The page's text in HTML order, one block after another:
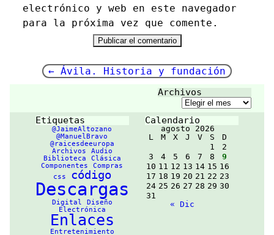
electrónico y web en este navegador
para la próxima vez que comente.
Navegación
← Ávila. Historia y fundación
Archivos
Archivos
Etiquetas
@JaimeAltozano
@ManuelBravo
@raicesdeeuropa
Archivos
Audio
Biblioteca
Clásica
Componentes
Compras
css
código
Descargas
Digital
Diseño
Electrónica
Enlaces
Entretenimiento
Calendario
agosto 2026
L
M X J V S
D
1
2
3
4 5 6 7 8
9
10 11 12 13 14 15 16
17 18 19 20 21 22 23
24 25 26 27 28 29 30
31
« Dic